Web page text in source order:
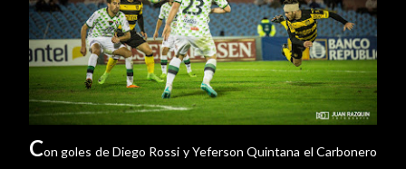
Con goles de Diego Rossi y Yeferson Quintana el Carbonero